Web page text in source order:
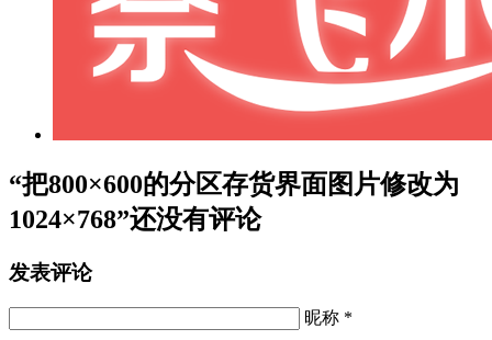
“把800×600的分区存货界面图片修改为
1024×768”还没有评论
发表评论
昵称 *